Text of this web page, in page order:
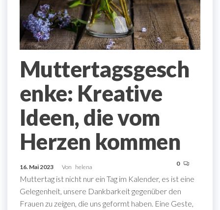
Muttertagsgesch
enke: Kreative
Ideen, die vom
Herzen kommen
16. Mai 2023 Von helena 0
Muttertag ist nicht nur ein Tag im Kalender, es ist eine
Gelegenheit, unsere Dankbarkeit gegenüber den
Frauen zu zeigen, die uns geformt haben. Eine Geste,